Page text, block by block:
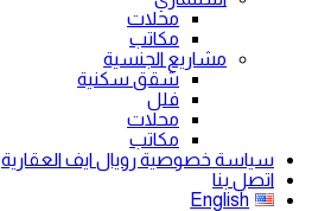
محلات
مكاتب
مشاريع الجنسية
شقق سكنية
فلل
محلات
مكاتب
سياسة خصوصية رويال ايف العقارية
اتصل بنا
English